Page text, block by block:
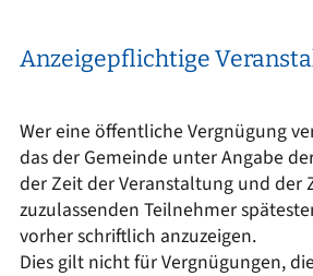
Anzeigepflichtige
Wer eine öffentliche Vergnügung
das der Gemeinde unter Angabe
der Zeit der Veranstaltung und der
zuzulassenden Teilnehmer
vorher schriftlich anzuzeigen.
Dies gilt nicht für Vergnügungen,